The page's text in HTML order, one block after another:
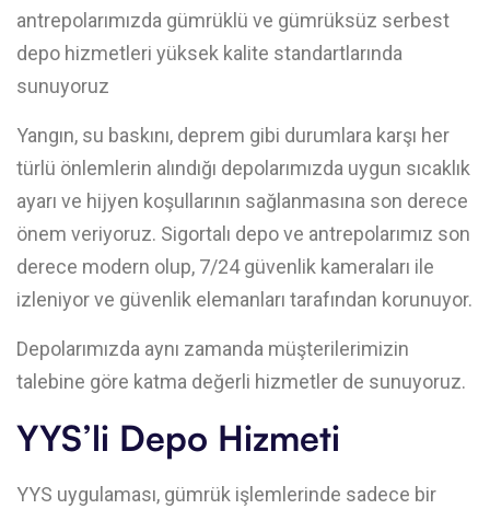
antrepolarımızda gümrüklü ve gümrüksüz serbest
depo hizmetleri yüksek kalite standartlarında
sunuyoruz
Yangın, su baskını, deprem gibi durumlara karşı her
türlü önlemlerin alındığı depolarımızda uygun sıcaklık
ayarı ve hijyen koşullarının sağlanmasına son derece
önem veriyoruz. Sigortalı depo ve antrepolarımız son
derece modern olup, 7/24 güvenlik kameraları ile
izleniyor ve güvenlik elemanları tarafından korunuyor.
Depolarımızda aynı zamanda müşterilerimizin
talebine göre katma değerli hizmetler de sunuyoruz.
YYS’li Depo Hizmeti
YYS uygulaması, gümrük işlemlerinde sadece bir